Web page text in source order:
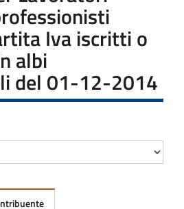
Iva iscritti o
albi
del 01-12-2014